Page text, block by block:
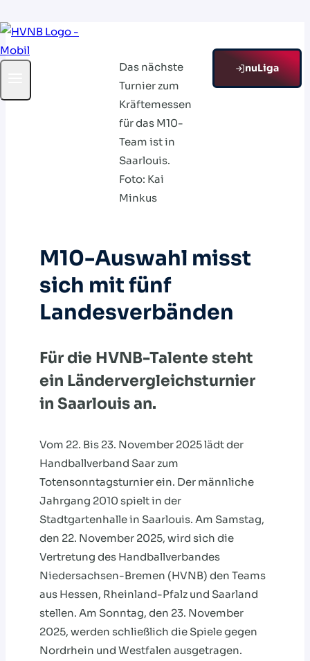
Zum
Inhalt
nuLiga
Das nächste
Turnier zum
Kräftemessen
für das M10-
Team ist in
Saarlouis.
Foto: Kai
Minkus
M10-Auswahl misst
sich mit fünf
Landesverbänden
Für die HVNB-Talente steht
ein Ländervergleichsturnier
in Saarlouis an.
Vom 22. Bis 23. November 2025 lädt der
Handballverband Saar zum
Totensonntagsturnier ein. Der männliche
Jahrgang 2010 spielt in der
Stadtgartenhalle in Saarlouis. Am Samstag,
den 22. November 2025, wird sich die
Vertretung des Handballverbandes
Niedersachsen-Bremen (HVNB) den Teams
aus Hessen, Rheinland-Pfalz und Saarland
stellen. Am Sonntag, den 23. November
2025, werden schließlich die Spiele gegen
Nordrhein und Westfalen ausgetragen.